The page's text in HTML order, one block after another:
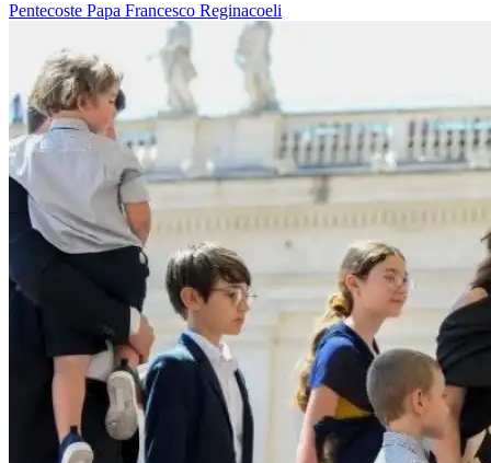
Pentecoste Papa Francesco Reginacoeli